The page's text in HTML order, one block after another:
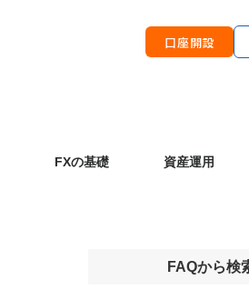
口座開設
FXの基礎 資産運用
FAQから検